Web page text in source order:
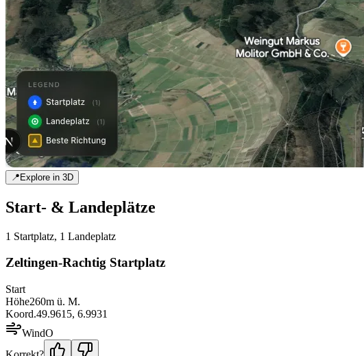
📍Explore in 3D
Start- & Landeplätze
1 Startplatz, 1 Landeplatz
Zeltingen-Rachtig Startplatz
Start
Höhe260m ü. M.
Koord.49.9615, 6.9931
WindO